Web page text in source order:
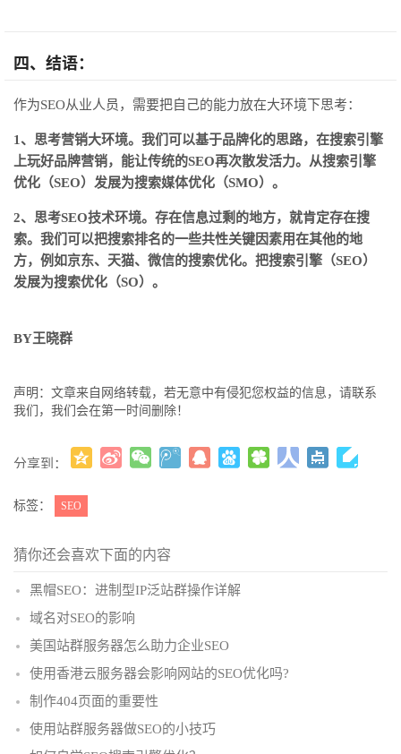
四、结语：
作为SEO从业人员，需要把自己的能力放在大环境下思考：
1、思考营销大环境。我们可以基于品牌化的思路，在搜索引擎
上玩好品牌营销，能让传统的SEO再次散发活力。 从搜索引擎
优化（SEO）发展为搜索媒体优化（SMO）。
2、思考SEO技术环境。存在信息过剩的地方，就肯定存在搜
索。我们可以把搜索排名的一些共性关键因素用在其他的地
方，例如京东、天猫、微信的搜索优化。把搜索引擎（SEO）
发展为搜索优化（SO）。
BY王晓群
声明：文章来自网络转载，若无意中有侵犯您权益的信息，请联系
我们，我们会在第一时间删除！
分享到：
标签： SEO
猜你还会喜欢下面的内容
黑帽SEO：进制型IP泛站群操作详解
域名对SEO的影响
美国站群服务器怎么助力企业SEO
使用香港云服务器会影响网站的SEO优化吗?
制作404页面的重要性
使用站群服务器做SEO的小技巧